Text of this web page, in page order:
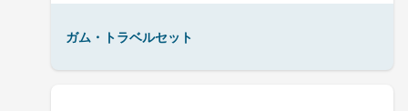
ガム・トラベルセット